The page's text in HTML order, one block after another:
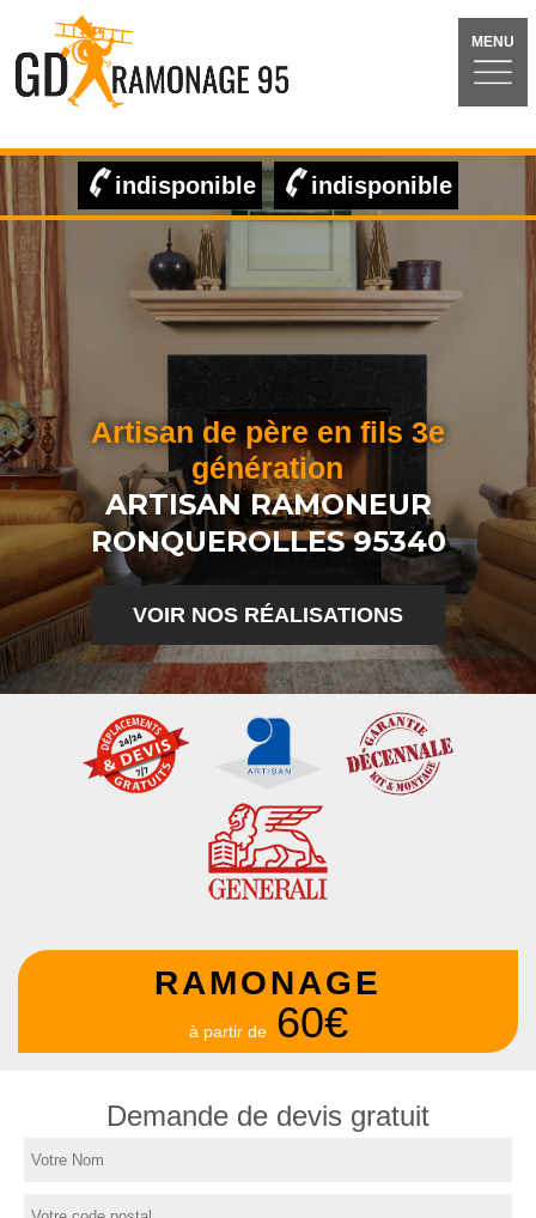
MENU
indisponible indisponible
Artisan de père en fils 3e
génération
ARTISAN RAMONEUR
RONQUEROLLES 95340
VOIR NOS RÉALISATIONS
RAMONAGE
à partir de 60€
Demande de devis gratuit